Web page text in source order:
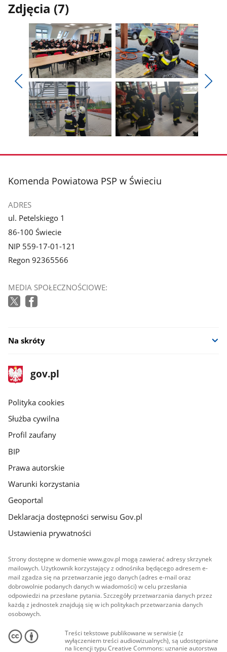
Zdjęcia (7)
Pokaż
poprzednie
zdjęcia
Pokaż
zdjęcie
1
z
galerii.
Pokaż
zdjęcie
2
z
galerii.
zdjęcie
galerii.
zdjęcie
galerii.
stopka
Komenda Powiatowa PSP w Świeciu
ADRES
ul. Petelskiego 1
86-100 Świecie
NIP 559-17-01-121
Regon 92365566
MEDIA SPOŁECZNOŚCIOWE:
Na skróty
stopka
gov.pl
Strona
gov.pl
gov.pl
Polityka cookies
Służba cywilna
Profil zaufany
BIP
Prawa autorskie
Warunki korzystania
Geoportal
Deklaracja dostępności serwisu Gov.pl
Ustawienia prywatności
Strony dostępne w domenie www.gov.pl mogą zawierać adresy skrzynek
mailowych. Użytkownik korzystający z odnośnika będącego adresem e-
mail zgadza się na przetwarzanie jego danych (adres e-mail oraz
dobrowolnie podanych danych w wiadomości) w celu przesłania
odpowiedzi na przesłane pytania. Szczegóły przetwarzania danych przez
każdą z jednostek znajdują się w ich politykach przetwarzania danych
osobowych.
Treści tekstowe publikowane w serwisie (z
wyłączeniem treści audiowizualnych), są udostępniane
na licencji typu Creative Commons: uznanie autorstwa